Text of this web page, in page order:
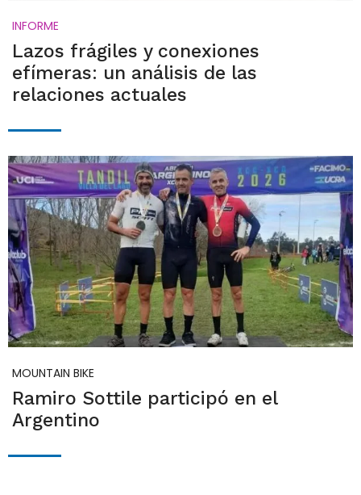
INFORME
Lazos frágiles y conexiones
efímeras: un análisis de las
relaciones actuales
MOUNTAIN BIKE
Ramiro Sottile participó en el
Argentino